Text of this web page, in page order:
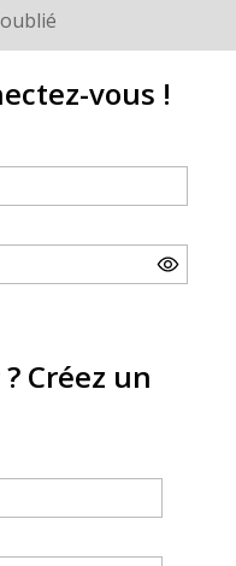
vous !
Créez un